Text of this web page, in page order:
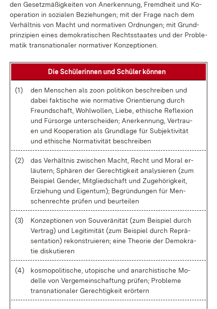
den Ge­setz­mä­ßig­kei­ten von An­er­ken­nung, Fremd­heit und Ko­
ope­ra­ti­on in so­zia­len Be­zie­hun­gen; mit der Fra­ge nach dem
Ver­hält­nis von Macht und nor­ma­ti­ven Ord­nun­gen; mit Grund­
prin­zi­pi­en ei­nes de­mo­kra­ti­schen Rechts­staa­tes und der Pro­ble­
ma­tik trans­na­tio­na­ler nor­ma­ti­ver Kon­zep­tio­nen.
Die Schü­le­rin­nen und Schü­ler kön­nen
(1)
den Men­schen als zoon po­li­ti­kon be­schrei­ben und
da­bei fak­ti­sche wie nor­ma­ti­ve Ori­en­tie­rung durch
Freund­schaft, Wohl­wol­len, Lie­be, ethi­sche Re­fle­xi­on
und Für­sor­ge un­ter­schei­den; An­er­ken­nung, Ver­trau­
en und Ko­ope­ra­ti­on als Grund­la­ge für Sub­jek­ti­vi­tät
und ethi­sche Nor­ma­ti­vi­tät be­schrei­ben
(2)
das Ver­hält­nis zwi­schen Macht, Recht und Mo­ral er­
läu­tern; Sphä­ren der Ge­rech­tig­keit ana­ly­sie­ren (zum
Bei­spiel Gen­der, Mit­glied­schaft und Zu­ge­hö­rig­keit,
Er­zie­hung und Ei­gen­tum); Be­grün­dun­gen für Men­
schen­rech­te prü­fen und be­ur­tei­len
(3)
Kon­zep­tio­nen von Sou­ve­rä­ni­tät (zum Bei­spiel durch
Ver­trag) und Le­gi­ti­mi­tät (zum Bei­spiel durch Re­prä­
sen­ta­ti­on) re­kon­stru­ie­ren; ei­ne Theo­rie der De­mo­kra­
tie dis­ku­tie­ren
(4)
kos­mo­po­li­ti­sche, uto­pi­sche und an­ar­chis­ti­sche Mo­
del­le von Ver­ge­mein­schaf­tung prü­fen; Pro­ble­me
trans­na­tio­na­ler Ge­rech­tig­keit er­ör­tern